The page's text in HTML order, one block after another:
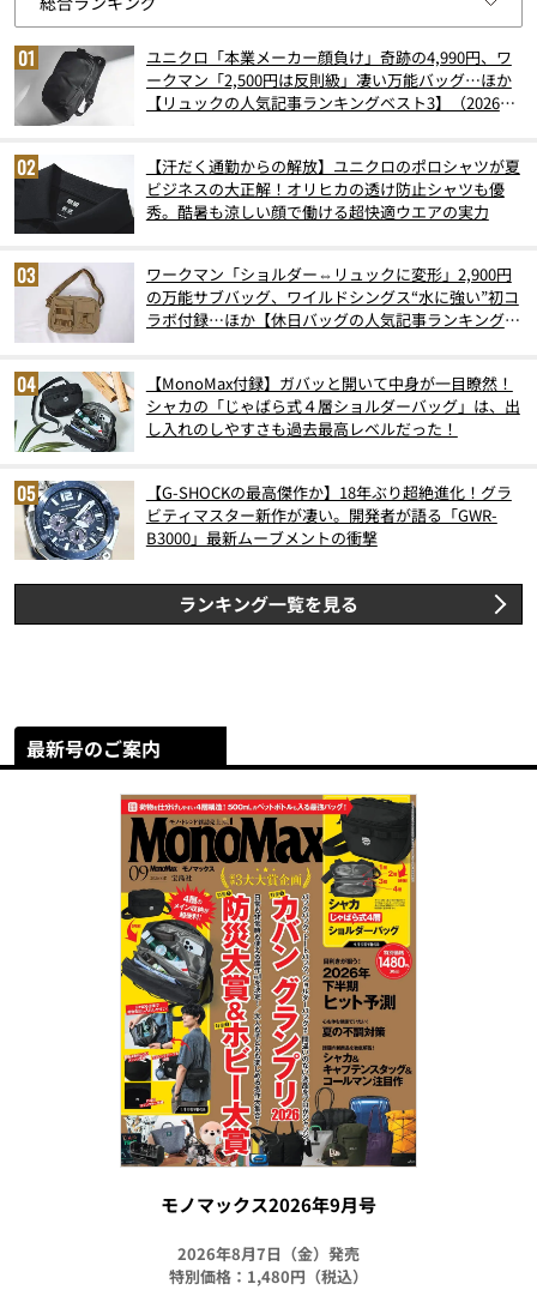
ユニクロ「本業メーカー顔負け」奇跡の4,990円、ワ
ークマン「2,500円は反則級」凄い万能バッグ…ほか
【リュックの人気記事ランキングベスト3】（2026年
【汗だく通勤からの解放】ユニクロのポロシャツが夏
ビジネスの大正解！オリヒカの透け防止シャツも優
秀。酷暑も涼しい顔で働ける超快適ウエアの実力
ワークマン「ショルダー⇔リュックに変形」2,900円
の万能サブバッグ、ワイルドシングス“水に強い”初コ
ラボ付録…ほか【休日バッグの人気記事ランキングベ
【MonoMax付録】ガバッと開いて中身が一目瞭然！
シャカの「じゃばら式４層ショルダーバッグ」は、出
し入れのしやすさも過去最高レベルだった！
【G-SHOCKの最高傑作か】18年ぶり超絶進化！グラ
ビティマスター新作が凄い。開発者が語る「GWR-
B3000」最新ムーブメントの衝撃
ランキング一覧を見る
最新号のご案内
モノマックス2026年9月号
2026年8月7日（金）発売
特別価格：1,480円（税込）